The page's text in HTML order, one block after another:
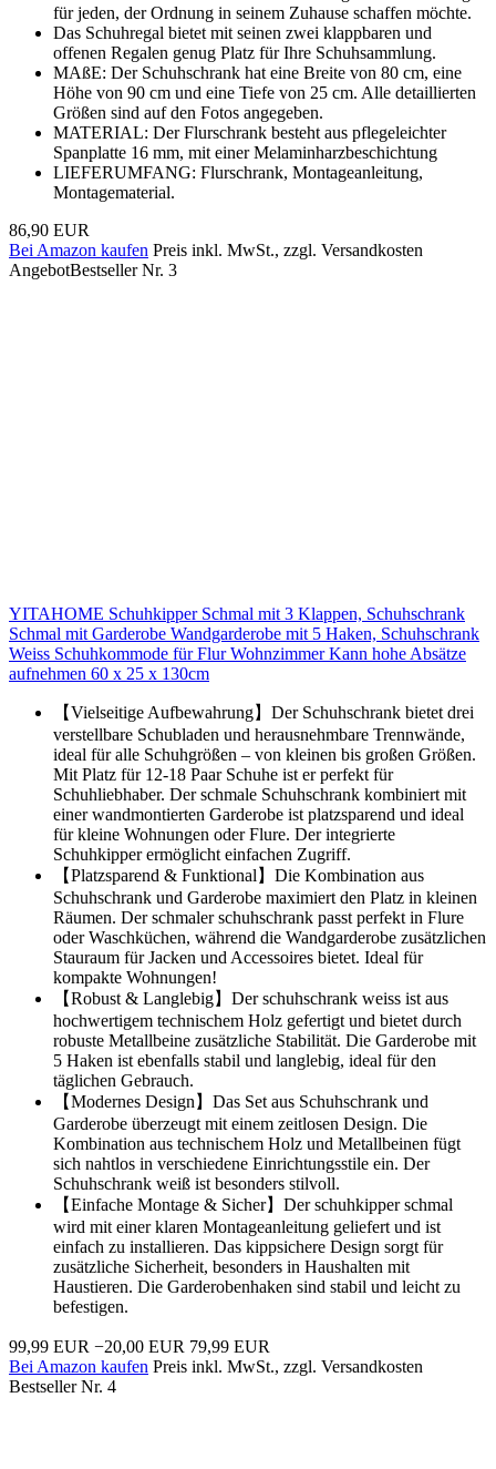
für jeden, der Ordnung in seinem Zuhause schaffen möchte.
Das Schuhregal bietet mit seinen zwei klappbaren und
offenen Regalen genug Platz für Ihre Schuhsammlung.
MAßE: Der Schuhschrank hat eine Breite von 80 cm, eine
Höhe von 90 cm und eine Tiefe von 25 cm. Alle detaillierten
Größen sind auf den Fotos angegeben.
MATERIAL: Der Flurschrank besteht aus pflegeleichter
Spanplatte 16 mm, mit einer Melaminharzbeschichtung
LIEFERUMFANG: Flurschrank, Montageanleitung,
Montagematerial.
86,90 EUR
Bei Amazon kaufen Preis inkl. MwSt., zzgl. Versandkosten
AngebotBestseller Nr. 3
YITAHOME Schuhkipper Schmal mit 3 Klappen, Schuhschrank
Schmal mit Garderobe Wandgarderobe mit 5 Haken, Schuhschrank
Weiss Schuhkommode für Flur Wohnzimmer Kann hohe Absätze
aufnehmen 60 x 25 x 130cm
【Vielseitige Aufbewahrung】Der Schuhschrank bietet drei
verstellbare Schubladen und herausnehmbare Trennwände,
ideal für alle Schuhgrößen – von kleinen bis großen Größen.
Mit Platz für 12-18 Paar Schuhe ist er perfekt für
Schuhliebhaber. Der schmale Schuhschrank kombiniert mit
einer wandmontierten Garderobe ist platzsparend und ideal
für kleine Wohnungen oder Flure. Der integrierte
Schuhkipper ermöglicht einfachen Zugriff.
【Platzsparend & Funktional】Die Kombination aus
Schuhschrank und Garderobe maximiert den Platz in kleinen
Räumen. Der schmaler schuhschrank passt perfekt in Flure
oder Waschküchen, während die Wandgarderobe zusätzlichen
Stauraum für Jacken und Accessoires bietet. Ideal für
kompakte Wohnungen!
【Robust & Langlebig】Der schuhschrank weiss ist aus
hochwertigem technischem Holz gefertigt und bietet durch
robuste Metallbeine zusätzliche Stabilität. Die Garderobe mit
5 Haken ist ebenfalls stabil und langlebig, ideal für den
täglichen Gebrauch.
【Modernes Design】Das Set aus Schuhschrank und
Garderobe überzeugt mit einem zeitlosen Design. Die
Kombination aus technischem Holz und Metallbeinen fügt
sich nahtlos in verschiedene Einrichtungsstile ein. Der
Schuhschrank weiß ist besonders stilvoll.
【Einfache Montage & Sicher】Der schuhkipper schmal
wird mit einer klaren Montageanleitung geliefert und ist
einfach zu installieren. Das kippsichere Design sorgt für
zusätzliche Sicherheit, besonders in Haushalten mit
Haustieren. Die Garderobenhaken sind stabil und leicht zu
befestigen.
99,99 EUR −20,00 EUR 79,99 EUR
Bei Amazon kaufen Preis inkl. MwSt., zzgl. Versandkosten
Bestseller Nr. 4